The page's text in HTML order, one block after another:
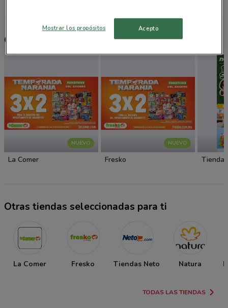
Otros catálogos cercanos
NUEVO
La Comer
NUEVO
Fresko
Otras tiendas seleccionadas para ti
La Comer Fresko Tiendas Neto Natura
TODAS LAS TIENDAS
Mostrar los propósitos Acepto